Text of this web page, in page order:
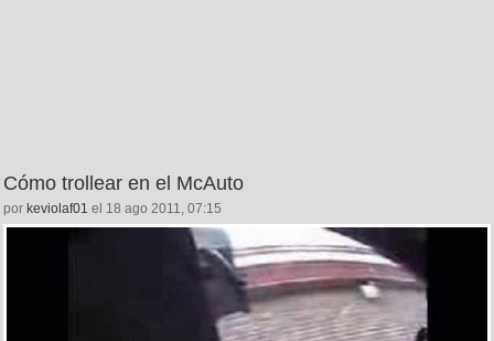
Cómo trollear en el McAuto
por keviolaf01 el 18 ago 2011, 07:15